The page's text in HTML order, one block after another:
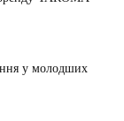
у молодших